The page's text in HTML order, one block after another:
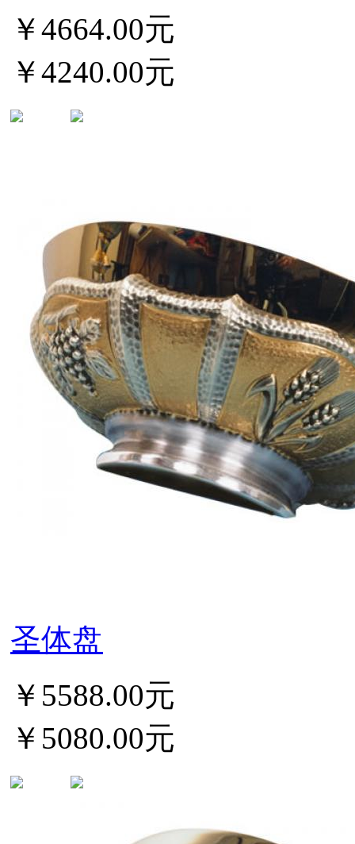
￥4664.00元
￥4240.00元
圣体盘
￥5588.00元
￥5080.00元